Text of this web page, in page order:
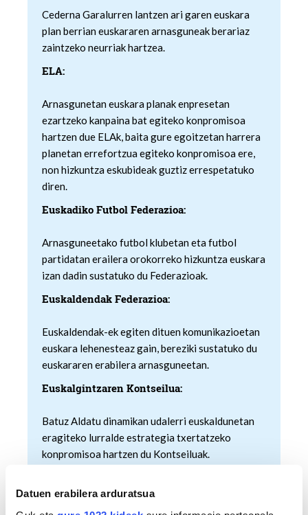
Datuen erabilera arduratsua
Cederna Garalurren lantzen ari garen euskara
plan berrian euskararen arnasguneak berariaz
zaintzeko neurriak hartzea.
ELA:
Arnasgunetan euskara planak enpresetan
ezartzeko kanpaina bat egiteko konpromisoa
hartzen due ELAk, baita gure egoitzetan harrera
planetan errefortzua egiteko konpromisoa ere,
non hizkuntza eskubideak guztiz errespetatuko
diren.
Euskadiko Futbol Federazioa:
Arnasguneetako futbol klubetan eta futbol
partidatan erailera orokorreko hizkuntza euskara
izan dadin sustatuko du Federazioak.
Euskaldendak Federazioa:
Euskaldendak-ek egiten dituen komunikazioetan
euskara lehenesteaz gain, bereziki sustatuko du
euskararen erabilera arnasguneetan.
Euskalgintzaren Kontseilua:
Batuz Aldatu dinamikan udalerri euskaldunetan
eragiteko lurralde estrategia txertatzeko
konpromisoa hartzen du Kontseiluak.
UEMAko udalerri guztietako ikasleek